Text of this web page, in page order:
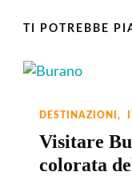
TI POTREBBE
DESTINAZIONI
Visitare
colorata